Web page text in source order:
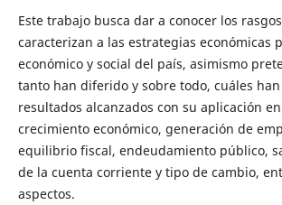
Este trabajo busca dar a conocer los
caracterizan a las estrategias económicas
económico y social del país, asimismo
tanto han diferido y sobre todo, cuáles
resultados alcanzados con su aplicación
crecimiento económico, generación de
equilibrio fiscal, endeudamiento público,
de la cuenta corriente y tipo de cambio,
aspectos.